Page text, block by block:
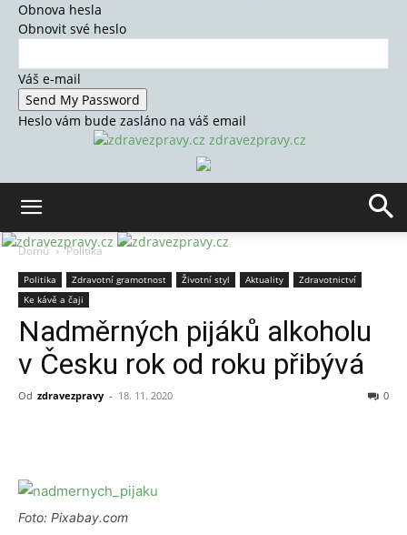
Obnova hesla
Obnovit své heslo
Váš e-mail
Heslo vám bude zasláno na váš email
zdravezpravy.cz
Domů Politika
Politika Zdravotní gramotnost Životní styl Aktuality
Zdravotnictví
Ke kávě a čaji
Nadměrných pijáků alkoholu
v Česku rok od roku přibývá
Od zdravezpravy - 18. 11. 2020 0
Foto: Pixabay.com